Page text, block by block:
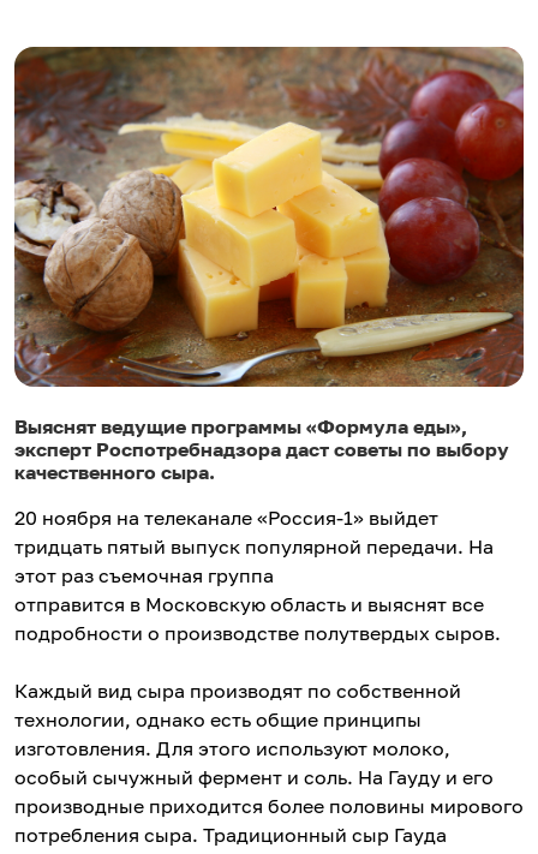
Выяснят ведущие программы «Формула еды»,
эксперт Роспотребнадзора даст советы по выбору
качественного сыра.
20 ноября на телеканале «Россия-1» выйдет
тридцать пятый выпуск популярной передачи. На
этот раз съемочная группа
отправится в Московскую область и выяснят все
подробности о производстве полутвердых сыров.
Каждый вид сыра производят по собственной
технологии, однако есть общие принципы
изготовления. Для этого используют молоко,
особый сычужный фермент и соль. На Гауду и его
производные приходится более половины мирового
потребления сыра. Традиционный сыр Гауда